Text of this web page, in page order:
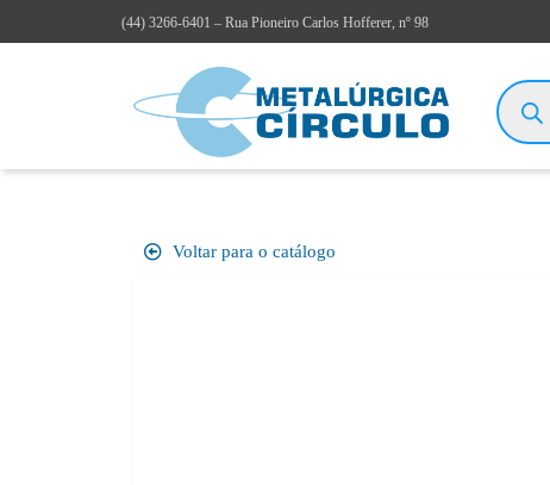
(44) 3266-6401 – Rua Pioneiro Carlos Hofferer, nº 98
Voltar para o catálogo